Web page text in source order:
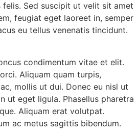
Sed suscipit ut velit sit amet
feugiat eget laoreet in, semper
eu tellus venenatis tincidunt.
condimentum vitae et elit.
Aliquam quam turpis,
mollis ut dui. Donec eu nisl ut
ut eget ligula. Phasellus pharetra
Aliquam erat volutpat.
ac metus sagittis bibendum.